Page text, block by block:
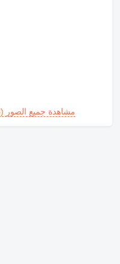
مشاهدة جميع الصور (8)